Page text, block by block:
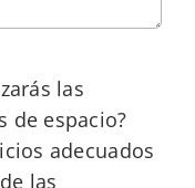
las
de espacio?
adecuados
las